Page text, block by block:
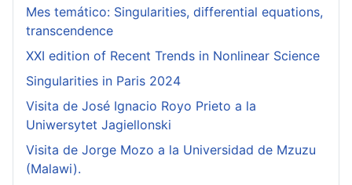
Mes temático: Singularities, differential equations,
transcendence
XXI edition of Recent Trends in Nonlinear Science
Singularities in Paris 2024
Visita de José Ignacio Royo Prieto a la
Uniwersytet Jagiellonski
Visita de Jorge Mozo a la Universidad de Mzuzu
(Malawi).